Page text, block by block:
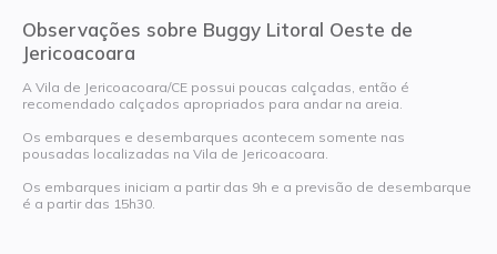
Observações sobre Buggy Litoral Oeste de
Jericoacoara
A Vila de Jericoacoara/CE possui poucas calçadas, então é
recomendado calçados apropriados para andar na areia.
Os embarques e desembarques acontecem somente nas
pousadas localizadas na Vila de Jericoacoara.
Os embarques iniciam a partir das 9h e a previsão de desembarque
é a partir das 15h30.